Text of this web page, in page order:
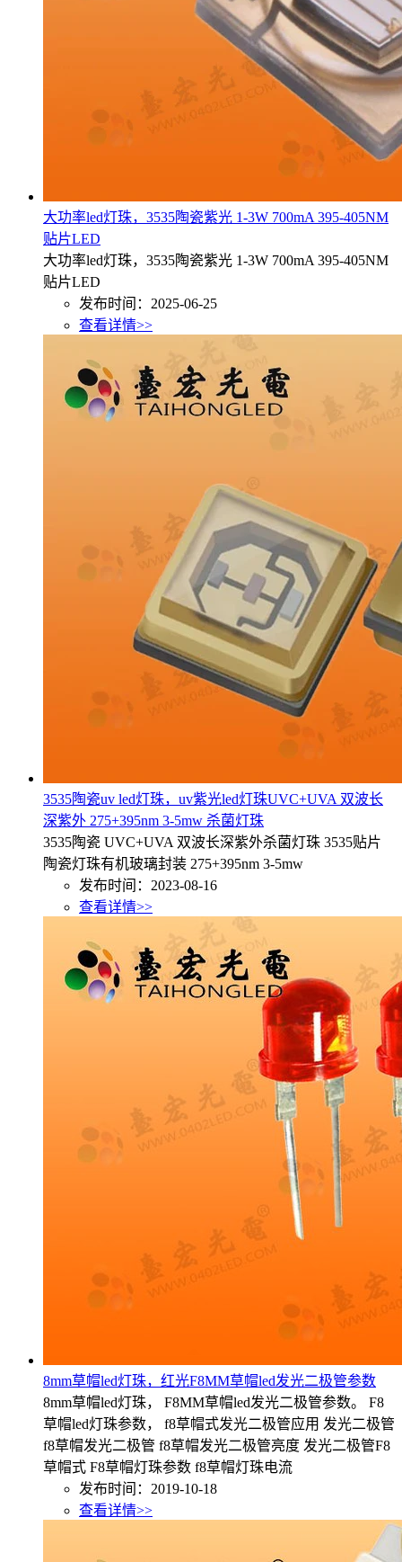
大功率led灯珠，3535陶瓷紫光 1-3W 700mA 395-405NM
贴片LED
大功率led灯珠，3535陶瓷紫光 1-3W 700mA 395-405NM
贴片LED
发布时间：2025-06-25
查看详情>>
3535陶瓷uv led灯珠，uv紫光led灯珠UVC+UVA 双波长
深紫外 275+395nm 3-5mw 杀菌灯珠
3535陶瓷 UVC+UVA 双波长深紫外杀菌灯珠 3535贴片
陶瓷灯珠有机玻璃封装 275+395nm 3-5mw
发布时间：2023-08-16
查看详情>>
8mm草帽led灯珠，红光F8MM草帽led发光二极管参数
8mm草帽led灯珠， F8MM草帽led发光二极管参数。 F8
草帽led灯珠参数， f8草帽式发光二极管应用 发光二极管
f8草帽发光二极管 f8草帽发光二极管亮度 发光二极管F8
草帽式 F8草帽灯珠参数 f8草帽灯珠电流
发布时间：2019-10-18
查看详情>>